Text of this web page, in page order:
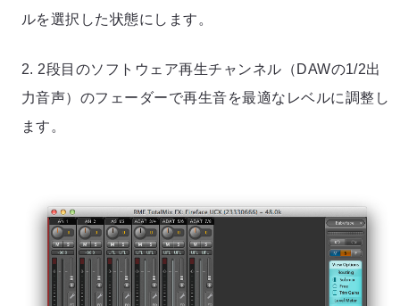
ルを選択した状態にします。
2. 2段目のソフトウェア再生チャンネル（DAWの1/2出
力音声）のフェーダーで再生音を最適なレベルに調整し
ます。